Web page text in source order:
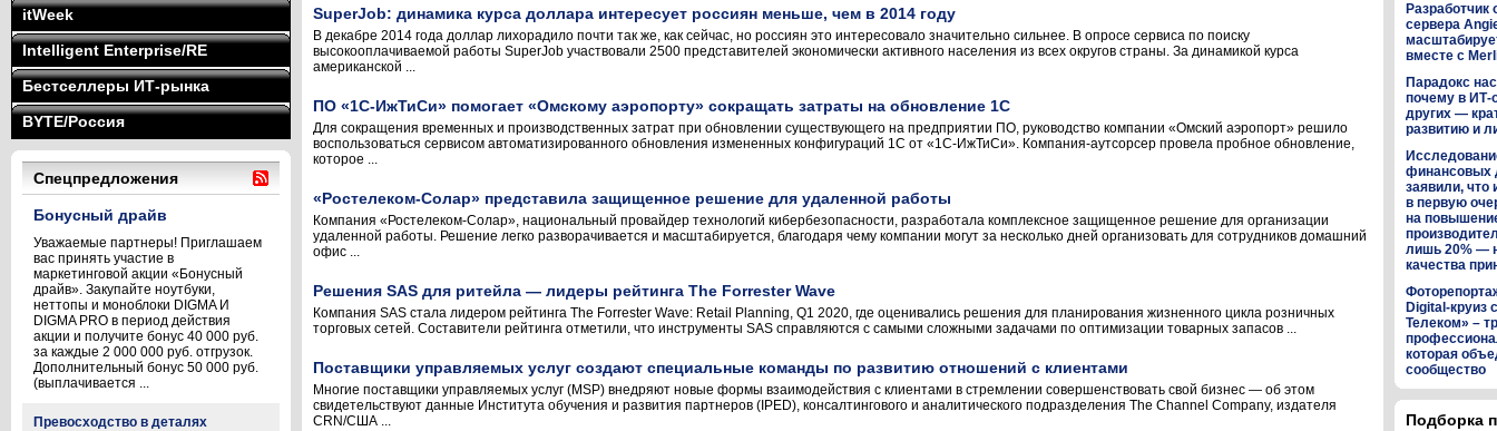
itWeek
Intelligent Enterprise/RE
Бестселлеры ИТ-рынка
BYTE/Россия
Спецпредложения
Бонусный драйв
Уважаемые партнеры! Приглашаем
вас принять участие в
маркетинговой акции «Бонусный
драйв». Закупайте ноутбуки,
неттопы и моноблоки DIGMA И
DIGMA PRO в период действия
акции и получите бонус 40 000 руб.
за каждые 2 000 000 руб. отгрузок.
Дополнительный бонус 50 000 руб.
(выплачивается ...
Превосходство в деталях
SuperJob: динамика курса доллара интересует россиян меньше, чем в 2014 году
В декабре 2014 года доллар лихорадило почти так же, как сейчас, но россиян это интересовало значительно сильнее. В опросе сервиса по поиску
высокооплачиваемой работы SuperJob участвовали 2500 представителей экономически активного населения из всех округов страны. За динамикой курса
американской ...
ПО «1С-ИжТиСи» помогает «Омскому аэропорту» сокращать затраты на обновление 1С
Для сокращения временных и производственных затрат при обновлении существующего на предприятии ПО, руководство компании «Омский аэропорт» решило
воспользоваться сервисом автоматизированного обновления измененных конфигураций 1С от «1С-ИжТиСи». Компания-аутсорсер провела пробное обновление,
которое ...
«Ростелеком-Солар» представила защищенное решение для удаленной работы
Компания «Ростелеком-Солар», национальный провайдер технологий кибербезопасности, разработала комплексное защищенное решение для организации
удаленной работы. Решение легко разворачивается и масштабируется, благодаря чему компании могут за несколько дней организовать для сотрудников домашний
офис ...
Решения SAS для ритейла — лидеры рейтинга The Forrester Wave
Компания SAS стала лидером рейтинга The Forrester Wave: Retail Planning, Q1 2020, где оценивались решения для планирования жизненного цикла розничных
торговых сетей. Составители рейтинга отметили, что инструменты SAS справляются с самыми сложными задачами по оптимизации товарных запасов ...
Поставщики управляемых услуг создают специальные команды по развитию отношений с клиентами
Многие поставщики управляемых услуг (MSP) внедряют новые формы взаимодействия с клиентами в стремлении совершенствовать свой бизнес — об этом
свидетельствуют данные Института обучения и развития партнеров (IPED), консалтингового и аналитического подразделения The Channel Company, издателя
CRN/США ...
Разработчик
сервера
вместе с
Парадокс
почему в ИТ-
других —
развитию и
финансовых
заявили, что
в первую
на
лишь 20% —
качества
Digital-круиз
Телеком» –
которая
сообщество
Подборка